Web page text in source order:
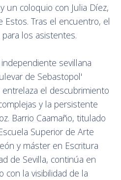
un coloquio con Julia Díez,
Tras el encuentro, el
los asistentes.
sevillana
de Sebastopol'
el descubrimiento
y la persistente
Barrio Caamaño, titulado
Superior de Arte
y máster en Escritura
de Sevilla, continúa en
con la visibilidad de la